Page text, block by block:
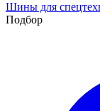
Шины для
Подбор